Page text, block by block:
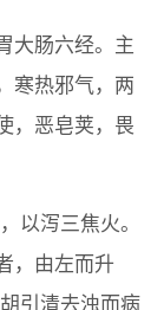
大肠六经。主
寒热邪气，两
，恶皂荚，畏
以泻三焦火。
，由左而升
引清去浊而病